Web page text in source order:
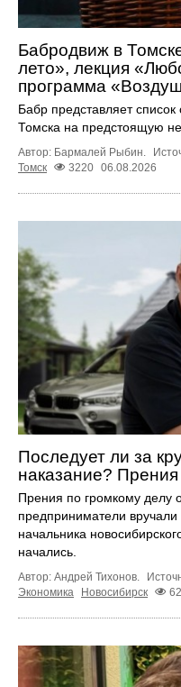
Бабродвиж в
лето», лекция
программа
Бабр представляет
Томска на предстоящую
Автор: Бармалей Рыбин.
Томск
3220 06.08.2026
Последует ли за
наказание?
Прения по громкому делу
предприниматели
начальника
начались.
Автор: Андрей Тихонов.
Экономика
Новосибирск